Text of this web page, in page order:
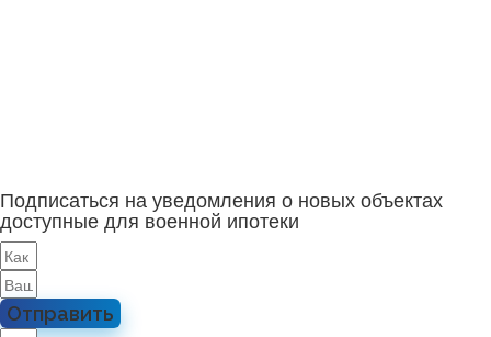
Подписаться на уведомления о новых объектах
доступные для военной ипотеки
Отправить